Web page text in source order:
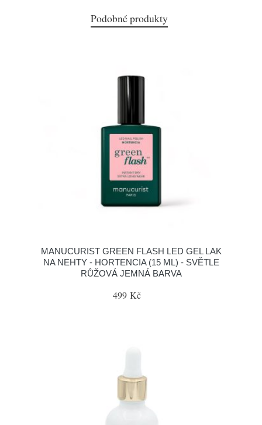
Podobné produkty
MANUCURIST GREEN FLASH LED GEL LAK
NA NEHTY - HORTENCIA (15 ML) - SVĚTLE
RŮŽOVÁ JEMNÁ BARVA
499 Kč